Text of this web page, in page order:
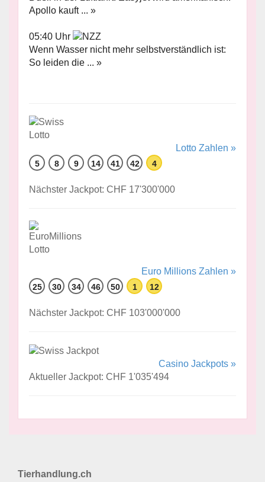
Apollo kauft ... »
05:40 Uhr
Wenn Wasser nicht mehr selbstverständlich ist:
So leiden die ... »
Lotto Zahlen »
5 8 9 14 41 42 4
Nächster Jackpot: CHF 17'300'000
Euro Millions Zahlen »
25 30 34 46 50 1 12
Nächster Jackpot: CHF 103'000'000
Casino Jackpots »
Aktueller Jackpot: CHF 1'035'494
Tierhandlung.ch